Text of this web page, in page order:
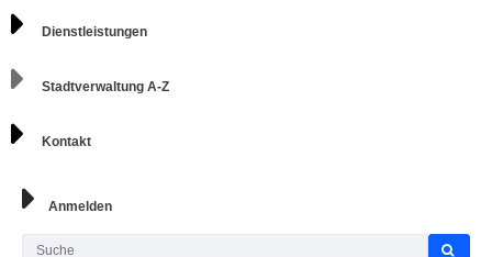
Dienstleistungen
Stadtverwaltung A-Z
Kontakt
Anmelden